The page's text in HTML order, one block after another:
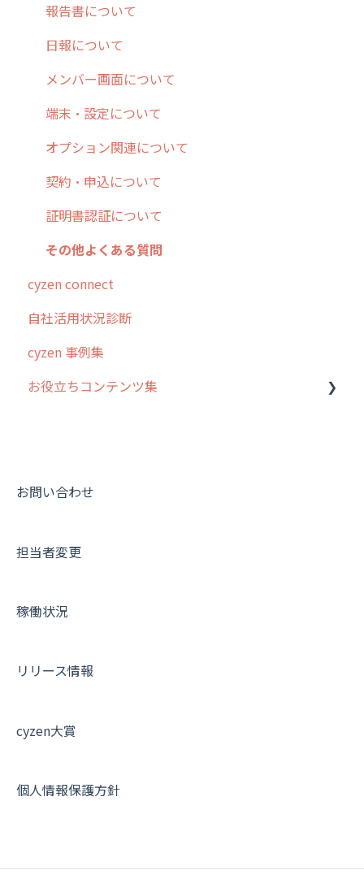
【業界業種別】cyzen設定方法
帳票出力
メッセージ・ファイル添付
商品
各種設定・その他
パフォーマンス
外部リンク
お知らせ
設定
活動通知
内線電話
商品
各種設定・ログイン
その他オプション
IP接続制限・端末認証設定
契約・その他
報告書について
日報について
メンバー画面について
端末・設定について
オプション関連について
契約・申込について
証明書認証について
その他よくある質問
cyzen connect
自社活用状況診断
cyzen 事例集
お役立ちコンテンツ集
動画集：共通
お問い合わせ
担当者変更
稼働状況
リリース情報
cyzen大賞
個人情報保護方針